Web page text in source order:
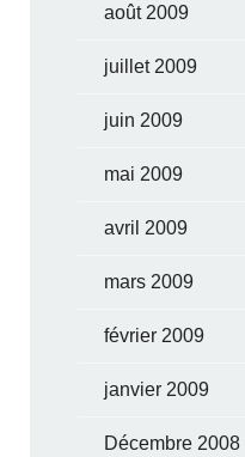
août 2009
juillet 2009
juin 2009
mai 2009
avril 2009
mars 2009
février 2009
janvier 2009
Décembre 2008